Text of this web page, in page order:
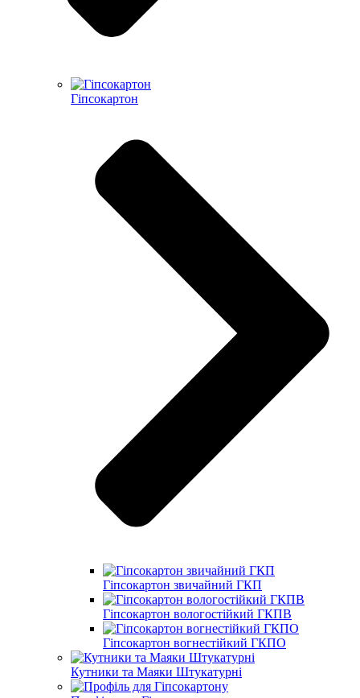
Гіпсокартон
Гіпсокартон звичайний ГКП
Гіпсокартон вологостійкий ГКПВ
Гіпсокартон вогнестійкий ГКПО
Кутники та Маяки Штукатурні